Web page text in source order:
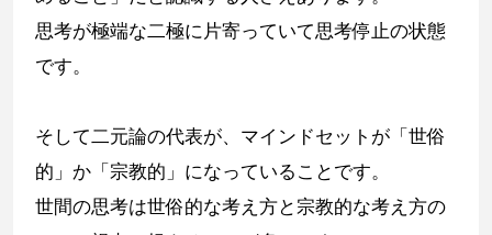
思考が極端な二極に片寄っていて思考停止の状態
です。
そして二元論の代表が、マインドセットが「世俗
的」か「宗教的」になっていることです。
世間の思考は世俗的な考え方と宗教的な考え方の